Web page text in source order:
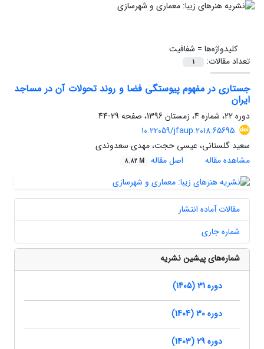
کلیدواژه‌ها = شفافیت
تعداد مقالات:
1
جستاری در مفهوم پیوستگی فضا و روند تحولات آن در مساجد
ایران
دوره 22، شماره 4، زمستان 1396، صفحه
29-44
10.22059/jfaup.2018.65695
سعید گلستانی، عیسی حجت، مهدی سعدوندی
مشاهده مقاله
اصل مقاله 8.82 M
مقالات آماده انتشار
شماره جاری
شماره‌های پیشین نشریه
دوره 31 (1405)
دوره 30 (1404)
دوره 29 (1403)